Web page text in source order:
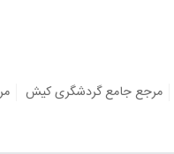
مرجع جامع گردشگری کیش